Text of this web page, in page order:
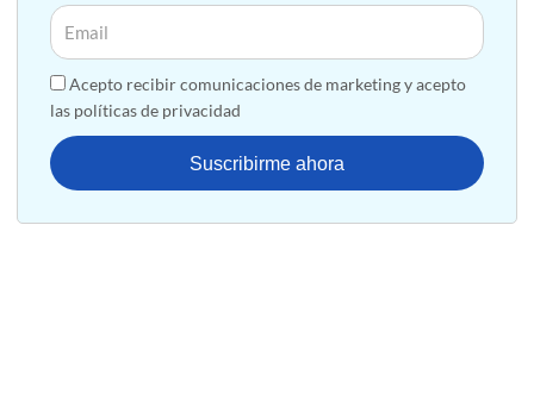
Acepto recibir comunicaciones de marketing y acepto
las políticas de privacidad
Suscribirme ahora